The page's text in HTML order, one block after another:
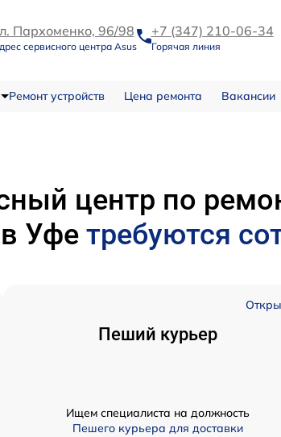
Пархоменко, 96/98
сервисного центра Asus
+7 (347) 210-06-34
Горячая линия
Ремонт устройств Цена ремонта Вакансии
центр по
в Уфе требуются
Пеший курьер
Ищем специалиста на должность
Пешего курьера для доставки